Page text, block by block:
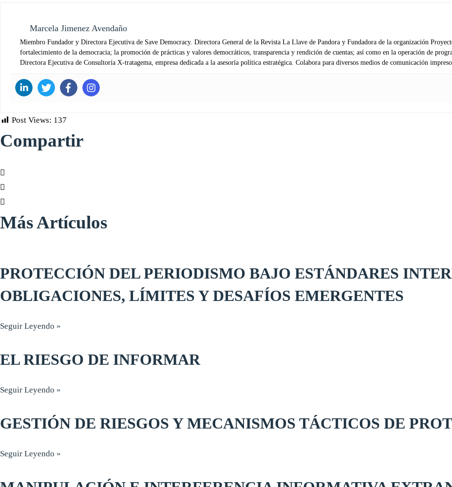
Marcela Jimenez Avendaño
Miembro Fundador y Directora Ejecutiva de Save Democracy. Directora General de la Revista La Llave de Pandora y Fundadora de la organización
fortalecimiento de la democracia; la promoción de prácticas y valores democráticos, transparencia y rendición de cuentas; así como en la operación de
Directora Ejecutiva de Consultoría X-tratagema, empresa dedicada a la asesoría política estratégica. Colabora para diversos medios de comunicación
Post Views: 137
Compartir
Más Artículos
PROTECCIÓN DEL PERIODISMO BAJO ESTÁNDARES
OBLIGACIONES, LÍMITES Y DESAFÍOS EMERGENTES
Seguir Leyendo »
EL RIESGO DE INFORMAR
Seguir Leyendo »
GESTIÓN DE RIESGOS Y MECANISMOS TÁCTICOS DE
Seguir Leyendo »